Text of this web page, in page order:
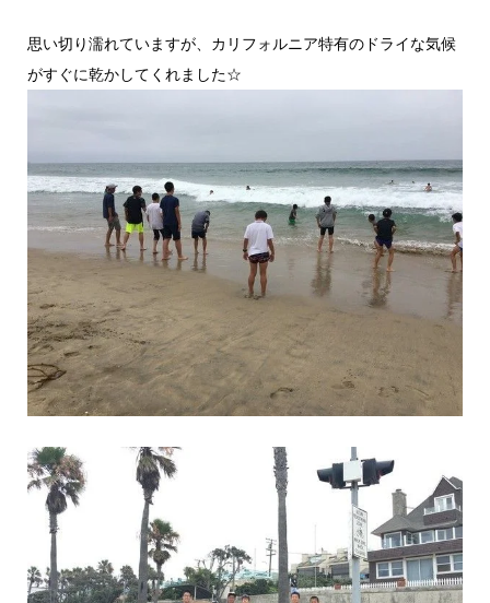
思い切り濡れていますが、カリフォルニア特有のドライな気候
がすぐに乾かしてくれました☆